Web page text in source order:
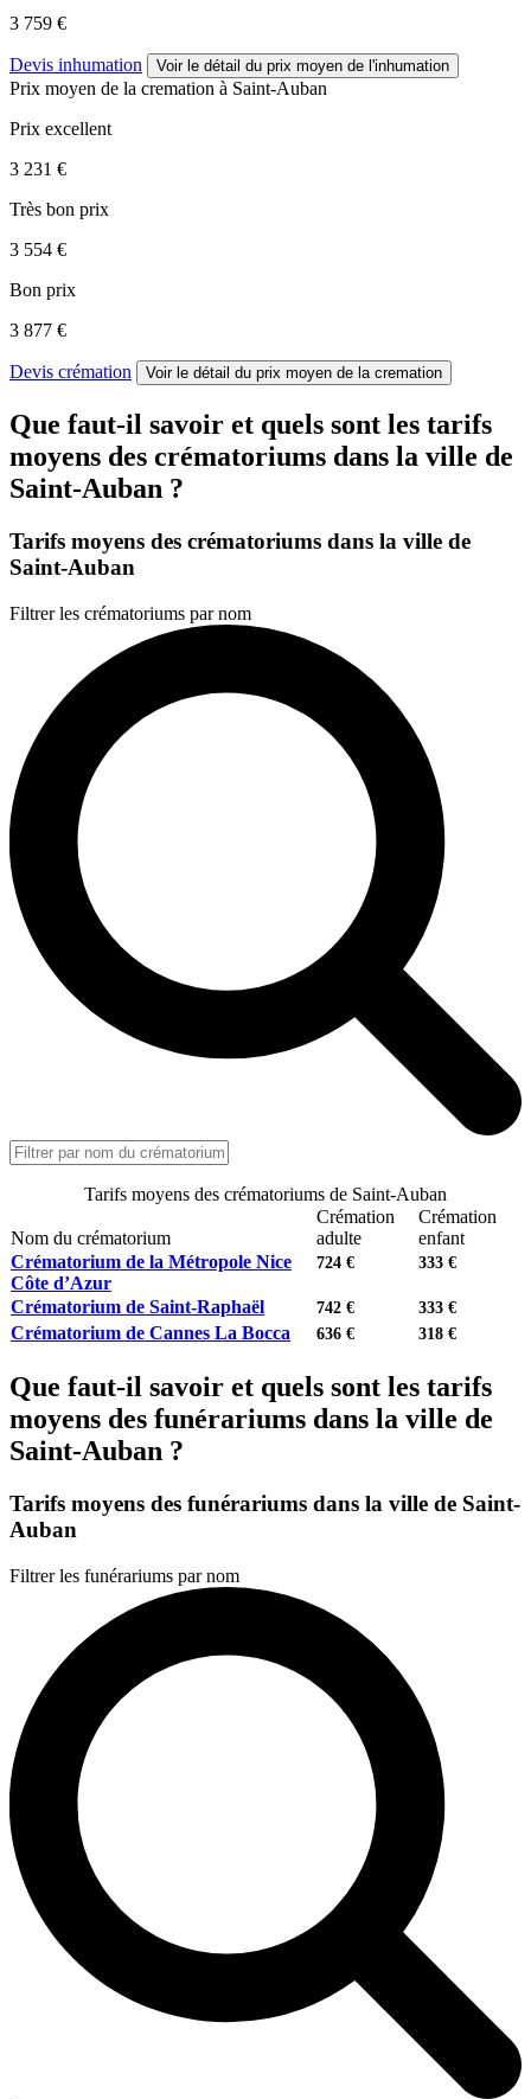
3 759 €
Devis inhumation Voir le détail du prix moyen de l'inhumation
Prix moyen de la cremation à Saint-Auban
Prix excellent
3 231 €
Très bon prix
3 554 €
Bon prix
3 877 €
Devis crémation Voir le détail du prix moyen de la cremation
Que faut-il savoir et quels sont les tarifs
moyens des crématoriums dans la ville de
Saint-Auban ?
Tarifs moyens des crématoriums dans la ville de
Saint-Auban
Filtrer les crématoriums par nom
Tarifs moyens des crématoriums de Saint-Auban
Nom du crématorium
Crémation
adulte
Crémation
enfant
Crématorium de la Métropole Nice
Côte d’Azur
724 € 333 €
Crématorium de Saint-Raphaël 742 € 333 €
Crématorium de Cannes La Bocca 636 € 318 €
Que faut-il savoir et quels sont les tarifs
moyens des funérariums dans la ville de
Saint-Auban ?
Tarifs moyens des funérariums dans la ville de Saint-
Auban
Filtrer les funérariums par nom